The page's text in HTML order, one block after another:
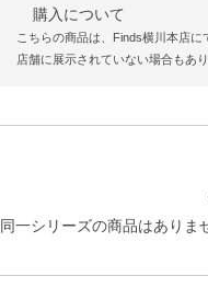
購入について
こちらの商品は、Finds横川本店に
店舗に展示されていない場合もあ
同一シリーズの商品はありま